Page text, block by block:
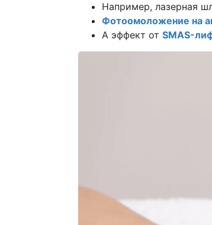
Например, лазерная
Фотоомоложение на
А эффект от SMAS-